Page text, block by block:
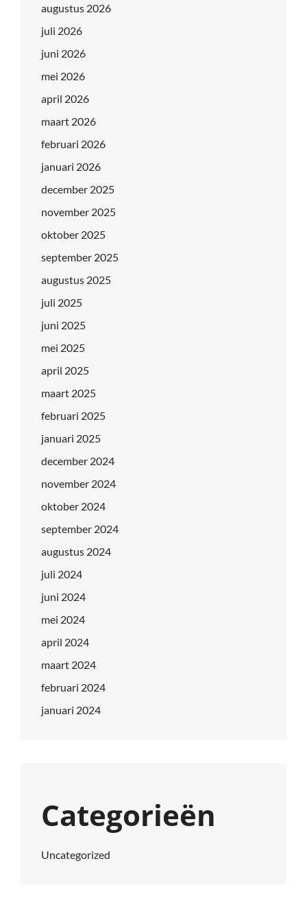
augustus 2026
juli 2026
juni 2026
mei 2026
april 2026
maart 2026
februari 2026
januari 2026
december 2025
november 2025
oktober 2025
september 2025
augustus 2025
juli 2025
juni 2025
mei 2025
april 2025
maart 2025
februari 2025
januari 2025
december 2024
november 2024
oktober 2024
september 2024
augustus 2024
juli 2024
juni 2024
mei 2024
april 2024
maart 2024
februari 2024
januari 2024
Categorieën
Uncategorized